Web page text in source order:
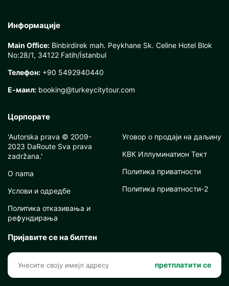
Информације
Main Office: Binbirdirek mah. Peykhane Sk. Celine Hotel Blok
No:28/1, 34122 Fatih/İstanbul
Телефон: +90 5492940440
Е-маил: booking@turkeycitytour.com
Цорпорате
'Autorska prava © 2009-
2023 DaRoute Sva prava
zadržana.'
O nama
Услови и одредбе
Политика отказивања и
рефундирања
Уговор о продаји на даљину
КВК Иллуминатион Тект
Политика приватности
Политика приватности-2
Пријавите се на билтен
претплатити се